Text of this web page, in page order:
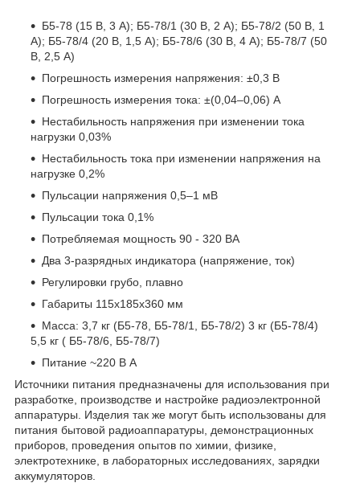
Б5-78 (15 В, 3 А); Б5-78/1 (30 В, 2 А); Б5-78/2 (50 В, 1
А); Б5-78/4 (20 В, 1,5 А); Б5-78/6 (30 В, 4 А); Б5-78/7 (50
В, 2,5 А)
Погрешность измерения напряжения: ±0,3 В
Погрешность измерения тока: ±(0,04–0,06) А
Нестабильность напряжения при изменении тока
нагрузки 0,03%
Нестабильность тока при изменении напряжения на
нагрузке 0,2%
Пульсации напряжения 0,5–1 мВ
Пульсации тока 0,1%
Потребляемая мощность 90 - 320 ВА
Два 3-разрядных индикатора (напряжение, ток)
Регулировки грубо, плавно
Габариты 115х185х360 мм
Масса: 3,7 кг (Б5-78, Б5-78/1, Б5-78/2) 3 кг (Б5-78/4)
5,5 кг ( Б5-78/6, Б5-78/7)
Питание ~220 В А
Источники питания предназначены для использования при
разработке, производстве и настройке радиоэлектронной
аппаратуры. Изделия так же могут быть использованы для
питания бытовой радиоаппаратуры, демонстрационных
приборов, проведения опытов по химии, физике,
электротехнике, в лабораторных исследованиях, зарядки
аккумуляторов.